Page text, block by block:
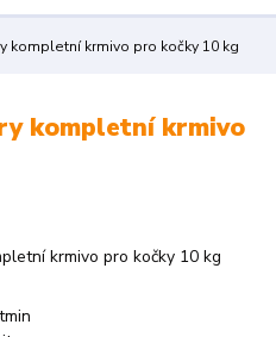
kompletní krmivo pro kočky 10 kg
kompletní krmivo